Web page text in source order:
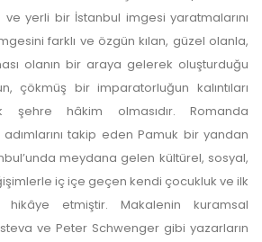
ve yerli bir İstanbul imgesi yaratmalarını
farklı ve özgün kılan, güzel olanla,
olanın bir araya gelerek oluşturduğu
çökmüş bir imparatorluğun kalıntıları
şehre hâkim olmasıdır. Romanda
takip eden Pamuk bir yandan
meydana gelen kültürel, sosyal,
iç içe geçen kendi çocukluk ve ilk
hikâye etmiştir. Makalenin kuramsal
ve Peter Schwenger gibi yazarların